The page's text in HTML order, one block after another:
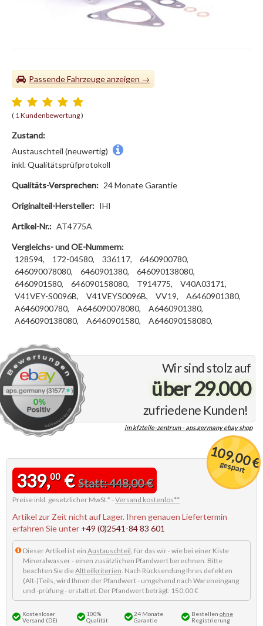
Passende Fahrzeuge
Wir sind stolz auf
über 29.000
zufriedene Kunden!
im kfzteile-zentrum - aps.germany ebay shop
( 1 Kundenbewertung)
Zustand:
Austauschteil (neuwertig)
inkl. Qualitätsprüfprotokoll
Qualitäts-Versprechen: 24 Monate Garantie
Originalteil-Hersteller: IHI
Artikel-Nr.: AT4775A
Vergleichs- und OE-Nummern:
128594,
172-04580, 336117,
6460900780,
646090078080,
6460901380,
646090138080,
6460901580,
646090158080, T914775,
V40A03171,
V41VEY-S0096B,
V41VEYS0096B, VV19,
A6460901380,
A6460900780,
A646090078080,
A6460901380,
A646090138080,
A6460901580, A646090158080,
109,00 €
gespart
339,00€Statt: 448,00 €
Preise inkl. gesetzlicher MwSt.* -Versand kostenlos**
Artikel zur Zeit nicht auf Lager. Ihren genauen Liefertermin
erfahren Sie unter +49 (0)2541-84 83 601
Dieser Artikel ist ein Austauschteil, für das wir - wie bei einer Kiste
Mineralwasser - einen zusätzlichen Pfandwert berechnen. Bitte
beachten Sie dieAltteilkriterien. Nach Rücksendung Ihres defekten
(Alt-)Teils, wird Ihnen der Pfandwert - umgehend nach Wareneingang
und -prüfung - erstattet. Der Pfandwert beträgt: 150,00 €
Kostenloser
Versand (DE)
100%
Qualität
24 Monate
Garantie
Bestellen ohne
Registrierung